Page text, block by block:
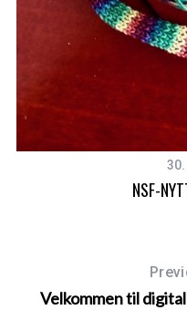
NSF-
Velkommen til